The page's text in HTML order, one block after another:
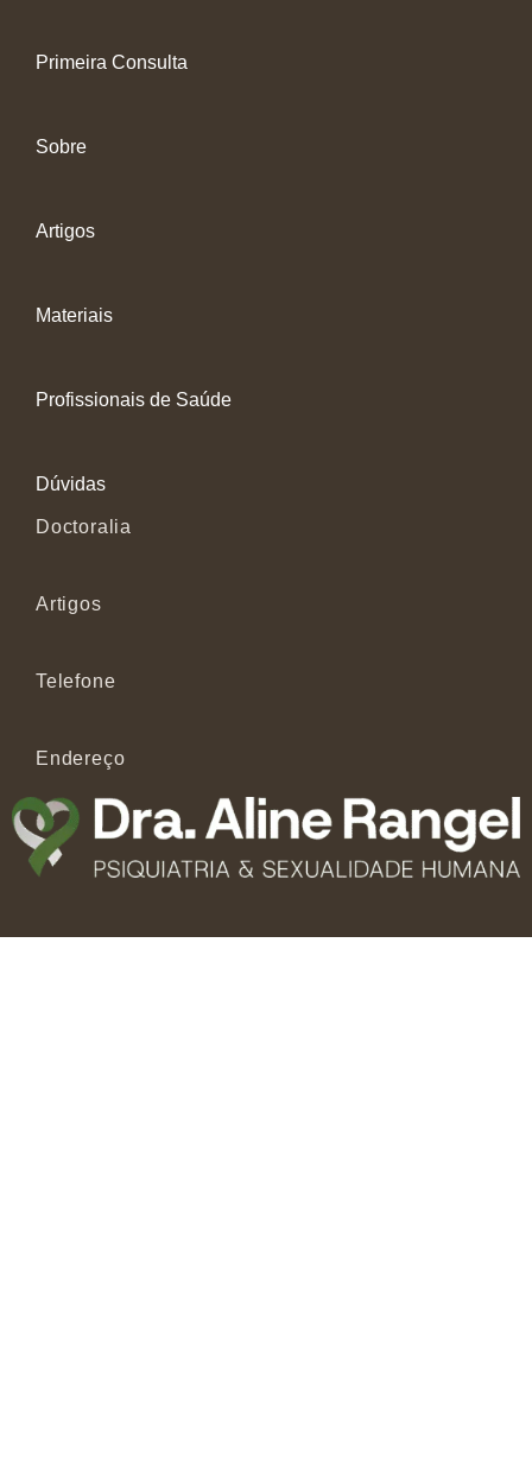
Primeira Consulta
Sobre
Artigos
Materiais
Profissionais de Saúde
Dúvidas
Doctoralia
Artigos
Telefone
Endereço